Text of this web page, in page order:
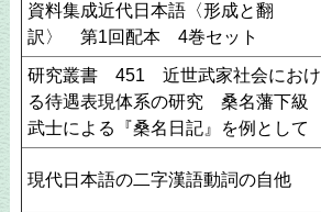
資料集成近代日本語〈形成と翻
訳〉 第1回配本 4巻セット
研究叢書 451 近世武家社会におけ
る待遇表現体系の研究 桑名藩下級
武士による『桑名日記』を例として
現代日本語の二字漢語動詞の自他